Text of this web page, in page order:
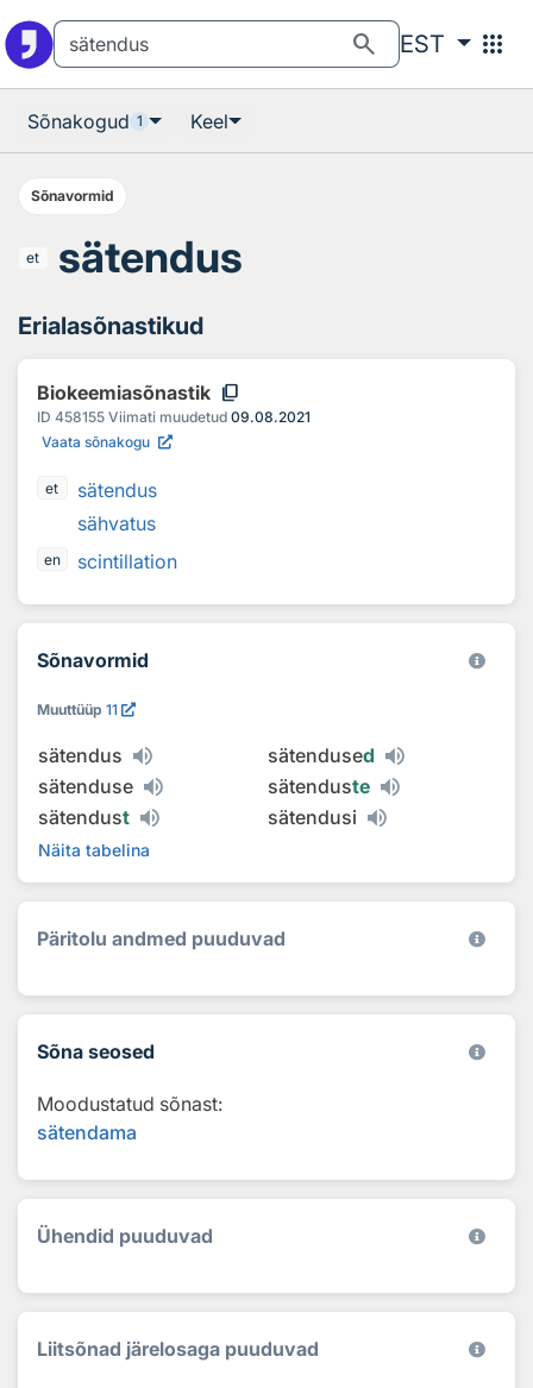
search EST apps
Sõnakogud 1 Keel
Sõnavormid
et sätendus
Erialasõnastikud
Biokeemiasõnastik content_copy
ID 458155 Viimati muudetud 09.08.2021
Vaata sõnakogu
et
sätendus
sähvatus
en scintillation
Sõnavormid
Muuttüüp 11
sätendus sätendused
sätenduse
sätenduste
sätendust sätendusi
Näita tabelina
Päritolu andmed puuduvad
Sõna seosed
Moodustatud sõnast:
sätendama
Ühendid puuduvad
Liitsõnad järelosaga puuduvad